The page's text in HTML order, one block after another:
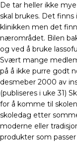
De tar heller ikke
skal brukes. Det
klinikken men det
nærområdet. Bilen
og ved å bruke
Svært mange
på å ikke purre godt
desmeber 2000 av
(publiseres i uke 31)
for å komme til
skoledag etter
moderne eller
produkter som